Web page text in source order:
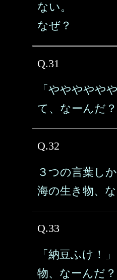
ない。
なぜ？
Q.31
「ややややや
て、なーんだ？
Q.32
３つの言葉し
海の生き物、
Q.33
「納豆ふけ！
物、なーんだ？